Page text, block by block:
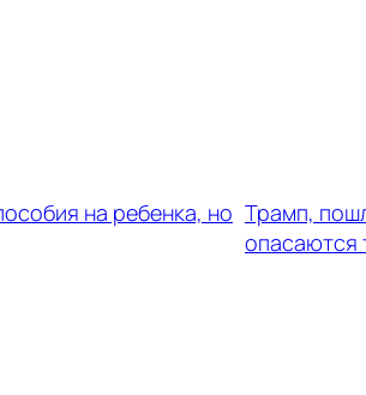
на ребенка, но Трамп,
опасаются